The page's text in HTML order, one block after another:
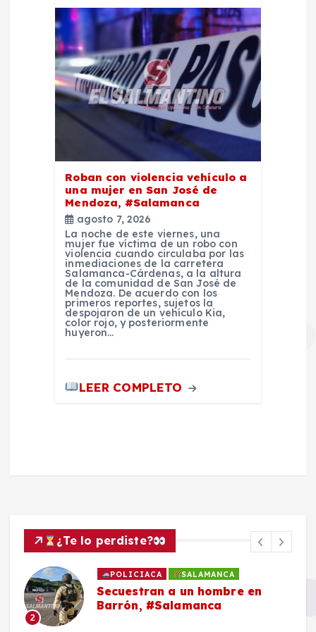
Roban con violencia vehículo a
una mujer en San José de
Mendoza, #Salamanca
agosto 7, 2026
La noche de este viernes, una
mujer fue víctima de un robo con
violencia cuando circulaba por las
inmediaciones de la carretera
Salamanca-Cárdenas, a la altura
de la comunidad de San José de
Mendoza. De acuerdo con los
primeros reportes, sujetos la
despojaron de un vehículo Kia,
color rojo, y posteriormente
huyeron…
LEER COMPLETO
¿Te lo perdiste?
2
POLICIACA SALAMANCA
Secuestran a un hombre en
Barrón, #Salamanca